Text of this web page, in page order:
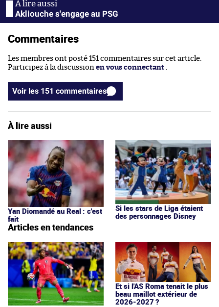
Akliouche s'engage au PSG
Commentaires
Les membres ont posté 151 commentaires sur cet article.
Participez à la discussion en vous connectant
Voir les 151 commentaires
À lire aussi
Yan Diomandé au Real : c'est
fait
Si les stars de Liga étaient
des personnages Disney
Articles en tendances
Et si l'AS Roma tenait le plus
beau maillot extérieur de
2026-2027 ?